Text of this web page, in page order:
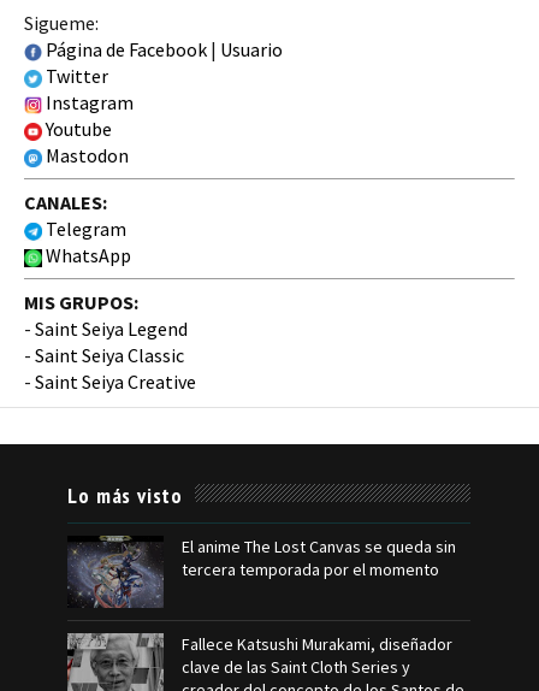
Sigueme:
Página de Facebook | Usuario
Twitter
Instagram
Youtube
Mastodon
CANALES:
Telegram
WhatsApp
MIS GRUPOS:
- Saint Seiya Legend
- Saint Seiya Classic
- Saint Seiya Creative
Lo más visto
El anime The Lost Canvas se queda sin
tercera temporada por el momento
Fallece Katsushi Murakami, diseñador
clave de las Saint Cloth Series y